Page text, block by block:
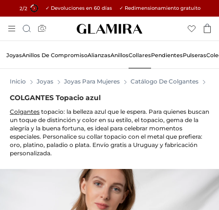
1/2 15% en todos los pedidos →
✓ Devoluciones en 60 días ✓ Redimensionamiento gratuito
To
Content
Búsqueda
JoyasAnillos De CompromisoAlianzasAnillosCollaresPendientesPulseras
Inicio Joyas Joyas Para Mujeres Catálogo De Colgantes
COLGANTES Topacio azul
Colgantes topacio: la belleza azul que le espera. Para quienes buscan
un toque de distinción y color en su estilo, el topacio, gema de la
alegría y la buena fortuna, es ideal para celebrar momentos
especiales. Personalice su collar topacio con el metal que prefiera:
oro, platino, paladio o plata. Envío gratis a Uruguay y fabricación
personalizada.